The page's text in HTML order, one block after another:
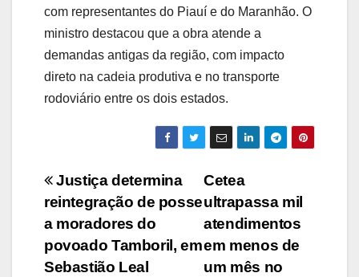
com representantes do Piauí e do Maranhão. O
ministro destacou que a obra atende a
demandas antigas da região, com impacto
direto na cadeia produtiva e no transporte
rodoviário entre os dois estados.
Navegação
de
Post
Cetea
ultrapassa mil
atendimentos
em menos de
um mês no
Justiça determina
reintegração de posse
a moradores do
povoado Tamboril, em
Sebastião Leal